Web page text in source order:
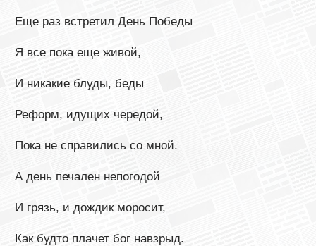
Еще раз встретил День Победы
Я все пока еще живой,
И никакие блуды, беды
Реформ, идущих чередой,
Пока не справились со мной.
А день печален непогодой
И грязь, и дождик моросит,
Как будто плачет бог навзрыд.